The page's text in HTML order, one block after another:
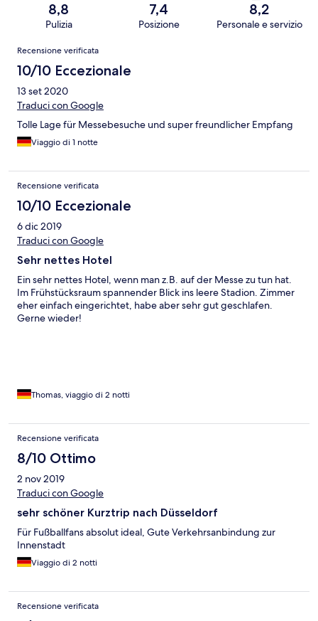
8,8
Pulizia
7,4
Posizione
8,2
Personale e servizio
Recensioni
Recensione verificata
10/10 Eccezionale
13 set 2020
Traduci con Google
Tolle Lage für Messebesuche und super freundlicher Empfang
Viaggio di 1 notte
Recensione verificata
10/10 Eccezionale
6 dic 2019
Traduci con Google
Sehr nettes Hotel
Ein sehr nettes Hotel, wenn man z.B. auf der Messe zu tun hat.
Im Frühstücksraum spannender Blick ins leere Stadion. Zimmer
eher einfach eingerichtet, habe aber sehr gut geschlafen.
Gerne wieder!
Thomas, viaggio di 2 notti
Recensione verificata
8/10 Ottimo
2 nov 2019
Traduci con Google
sehr schöner Kurztrip nach Düsseldorf
Für Fußballfans absolut ideal, Gute Verkehrsanbindung zur
Innenstadt
Viaggio di 2 notti
Recensione verificata